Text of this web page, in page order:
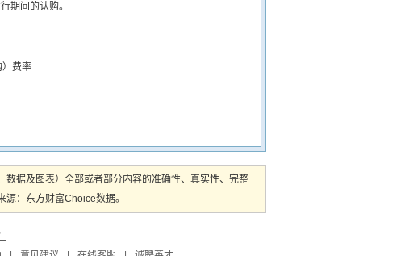
期间的认购。
费率
据及图表）全部或者部分内容的准确性、真实性、完整
：东方财富Choice数据。